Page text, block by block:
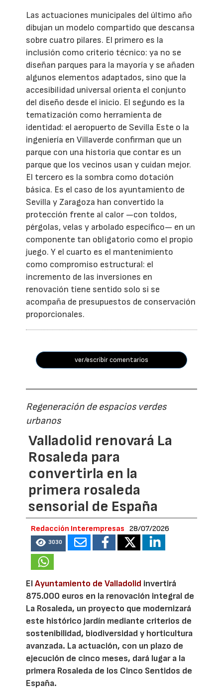
Las actuaciones municipales del último año
dibujan un modelo compartido que descansa
sobre cuatro pilares. El primero es la
inclusión como criterio técnico: ya no se
diseñan parques para la mayoría y se añaden
algunos elementos adaptados, sino que la
accesibilidad universal orienta el conjunto
del diseño desde el inicio. El segundo es la
tematización como herramienta de
identidad: el aeropuerto de Sevilla Este o la
ingeniería en Villaverde confirman que un
parque con una historia que contar es un
parque que los vecinos usan y cuidan mejor.
El tercero es la sombra como dotación
básica. Es el caso de los ayuntamiento de
Sevilla y Zaragoza han convertido la
protección frente al calor —con toldos,
pérgolas, velas y arbolado específico— en un
componente tan obligatorio como el propio
juego. Y el cuarto es el mantenimiento
como compromiso estructural: el
incremento de las inversiones en
renovación tiene sentido solo si se
acompaña de presupuestos de conservación
proporcionales.
ver/escribir comentarios
Regeneración de espacios verdes
urbanos
Valladolid renovará La
Rosaleda para
convertirla en la
primera rosaleda
sensorial de España
Redacción Interempresas 28/07/2026
3030
ElAyuntamiento de Valladolid invertirá
875.000 euros en la renovación integral de
La Rosaleda, un proyecto que modernizará
este histórico jardín mediante criterios de
sostenibilidad, biodiversidad y horticultura
avanzada. La actuación, con un plazo de
ejecución de cinco meses, dará lugar a la
primera Rosaleda de los Cinco Sentidos de
España.